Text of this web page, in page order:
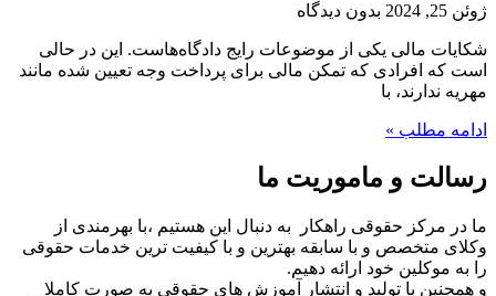
ژوئن 25, 2024 بدون دیدگاه
شکایات مالی یکی از موضوعات رایج دادگاه‌هاست. این در حالی
است که افرادی که تمکن مالی برای پرداخت وجه تعیین شده مانند
مهریه ندارند، با
ادامه مطلب »
رسالت و ماموریت ما
ما در مرکز حقوقی راهکار به دنبال این هستیم ،با بهرمندی از
وکلای متخصص و با سابقه بهترین و با کیفیت ترین خدمات حقوقی
را به موکلین خود ارائه دهیم.
و همچنین با تولید و انتشار آموزش های حقوقی به صورت کاملا